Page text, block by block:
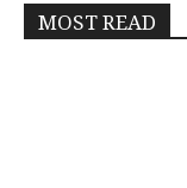
MOST READ